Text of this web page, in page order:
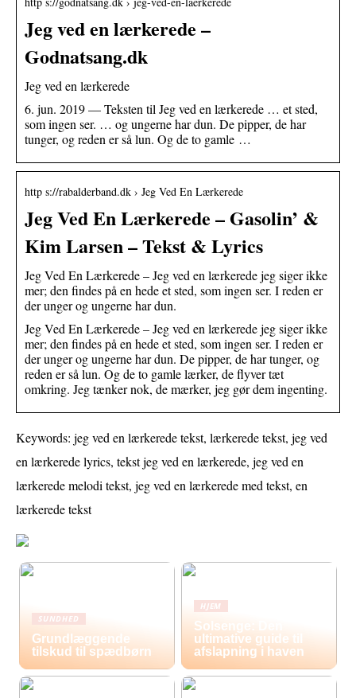
Jeg ved en lærkerede –
Godnatsang.dk
Jeg ved en lærkerede
6. jun. 2019 — Teksten til Jeg ved en lærkerede … et sted,
som ingen ser. … og ungerne har dun. De pipper, de har
tunger, og reden er så lun. Og de to gamle …
http s://rabalderband.dk › Jeg Ved En Lærkerede
Jeg Ved En Lærkerede – Gasolin’ &
Kim Larsen – Tekst & Lyrics
Jeg Ved En Lærkerede – Jeg ved en lærkerede jeg siger ikke
mer; den findes på en hede et sted, som ingen ser. I reden er
der unger og ungerne har dun.
Jeg Ved En Lærkerede – Jeg ved en lærkerede jeg siger ikke
mer; den findes på en hede et sted, som ingen ser. I reden er
der unger og ungerne har dun. De pipper, de har tunger, og
reden er så lun. Og de to gamle lærker, de flyver tæt
omkring. Jeg tænker nok, de mærker, jeg gør dem ingenting.
Keywords: jeg ved en lærkerede tekst, lærkerede tekst, jeg ved
en lærkerede lyrics, tekst jeg ved en lærkerede, jeg ved en
lærkerede melodi tekst, jeg ved en lærkerede med tekst, en
lærkerede tekst
SUNDHED
Grundlæggende
tilskud til spædbørn
HJEM
Solsenge: Den
ultimative guide til
afslapning i haven